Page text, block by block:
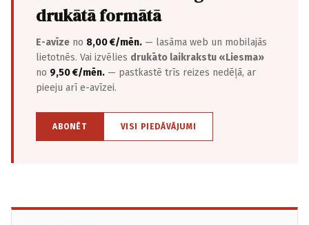
drukātā formātā
E-avīze no 8,00 €/mēn. — lasāma web un mobilajās
lietotnēs. Vai izvēlies drukāto laikrakstu «Liesma»
no 9,50 €/mēn. — pastkastē trīs reizes nedēļā, ar
pieeju arī e-avīzei.
ABONĒT VISI PIEDĀVĀJUMI